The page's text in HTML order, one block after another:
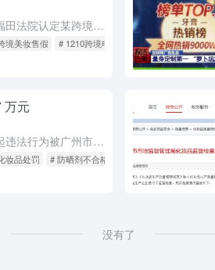
跨境美妆售假第一案宣判，深圳福田法院认定某跨境电商在1210模式下售卖假冒海蓝之谜、雅诗兰黛产品，判赔雅诗兰黛上海公司110万元并销毁全部假货。被告曾因出口假货被海关处罚，后又再次进口假货被查，法院认...
境美妆售假 # 1210跨境电商
万元
近日，广州一家化妆品企业因多起违法行为被广州市市场监督管理局罚款7万元，并没收违法所得50元。该企业销售的防晒乳在抽检中未检出标签上标明的三种防晒剂，属于销售不符合安全技术规范的特殊化妆品。同时，企业...
妆品处罚 # 防晒剂不合格
没有了